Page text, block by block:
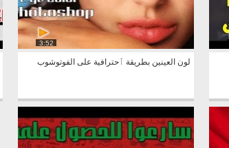
3:52
لون العينين بطريقة ٱحترافية على الفوتوشوب